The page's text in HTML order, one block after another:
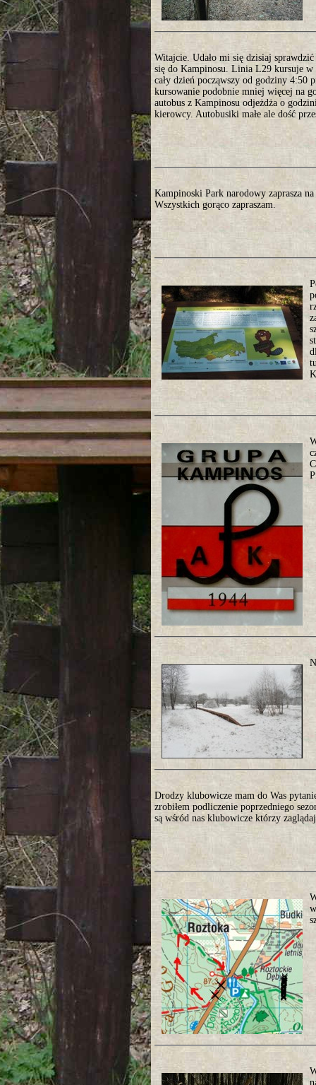
Witajcie. Udało mi się dzisiaj
się do Kampinosu. Linia L29 kursuje w
cały dzień począwszy od godziny 4:50
kursowanie podobnie mniej więcej na
autobus z Kampinosu odjeżdża o
kierowcy. Autobusiki małe ale dość
Kampinoski Park narodowy zaprasza
Wszystkich gorąco zapraszam.
Drodzy klubowicze mam do Was
zrobiłem podliczenie poprzedniego
są wśród nas klubowicze którzy